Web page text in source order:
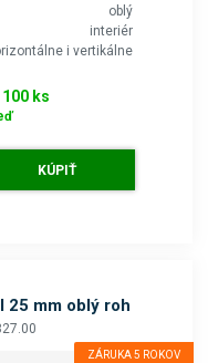
oblý
interiér
i vertikálne
ks
KÚPIŤ
25 mm oblý roh
ZÁRUKA 5 ROKOV